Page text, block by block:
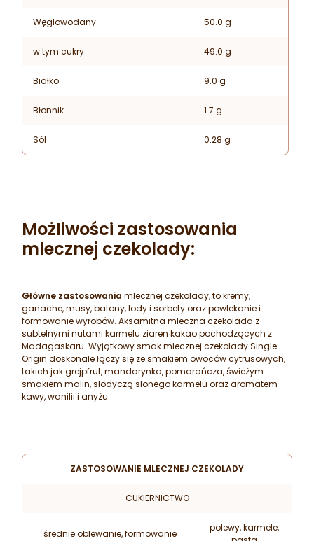
Węglowodany 50.0 g
w tym cukry 49.0 g
Białko 9.0 g
Błonnik 1.7 g
Sól 0.28 g
Możliwości zastosowania
mlecznej czekolady:
Główne zastosowania mlecznej czekolady, to kremy,
ganache, musy, batony, lody i sorbety oraz powlekanie i
formowanie wyrobów. Aksamitna mleczna czekolada z
subtelnymi nutami karmelu ziaren kakao pochodzących z
Madagaskaru. Wyjątkowy smak mlecznej czekolady Single
Origin doskonale łączy się ze smakiem owoców cytrusowych,
takich jak grejpfrut, mandarynka, pomarańcza, świeżym
smakiem malin, słodyczą słonego karmelu oraz aromatem
kawy, wanilii i anyżu.
ZASTOSOWANIE MLECZNEJ CZEKOLADY
CUKIERNICTWO
średnie oblewanie, formowanie
polewy, karmele,